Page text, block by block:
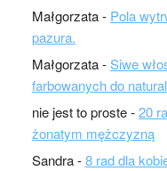
Małgorzata- Pola
pazura.
Małgorzata-Siwe
farbowanych do
nie jest to proste-20
żonatym mężczyzną
Sandra-8 rad dla